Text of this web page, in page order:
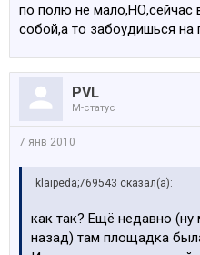
по полю не мало,НО,сейчас
собой,а то забоудишься на
PVL
M-статус
7 янв 2010
klaipeda;769543 сказал(а):
как так? Ещё недавно
назад) там площадка